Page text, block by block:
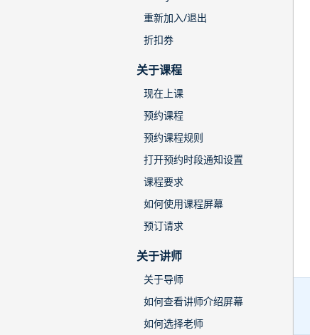
重新加入/退出
折扣券
关于课程
现在上课
预约课程
预约课程规则
打开预约时段通知设置
课程要求
如何使用课程屏幕
预订请求
关于讲师
关于导师
如何查看讲师介绍屏幕
如何选择老师